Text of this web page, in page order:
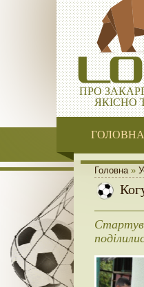
ПРО
ЯКІСНО
ГОЛОВНА
Головна»